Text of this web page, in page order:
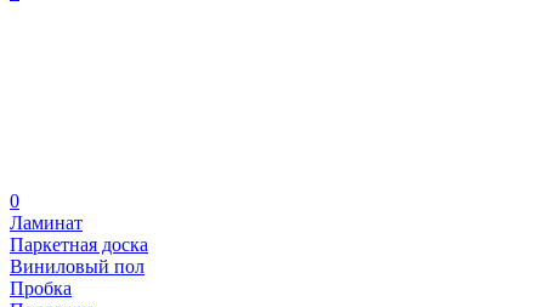
0
Ламинат
Паркетная доска
Виниловый пол
Пробка